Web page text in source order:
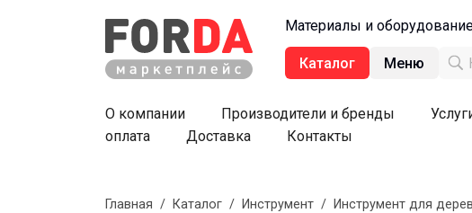
Материалы и
Каталог Меню
О компании Производители и бренды
оплата
Доставка Контакты
Главная / Каталог / Инструмент / Инструмент для